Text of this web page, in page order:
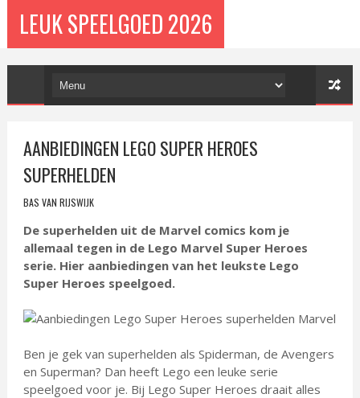
LEUK SPEELGOED 2026
AANBIEDINGEN LEGO SUPER HEROES
SUPERHELDEN
BAS VAN RIJSWIJK
De superhelden uit de Marvel comics kom je
allemaal tegen in de Lego Marvel Super Heroes
serie. Hier aanbiedingen van het leukste Lego
Super Heroes speelgoed.
Ben je gek van superhelden als Spiderman, de Avengers
en Superman? Dan heeft Lego een leuke serie
speelgoed voor je. Bij Lego Super Heroes draait alles